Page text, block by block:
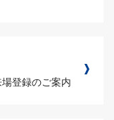
登録のご案内